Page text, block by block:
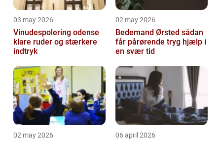
03 may 2026
Vinudespolering odense
klare ruder og stærkere
indtryk
02 may 2026
Bedemand Ørsted sådan
får pårørende tryg hjælp i
en svær tid
02 may 2026 06 april 2026